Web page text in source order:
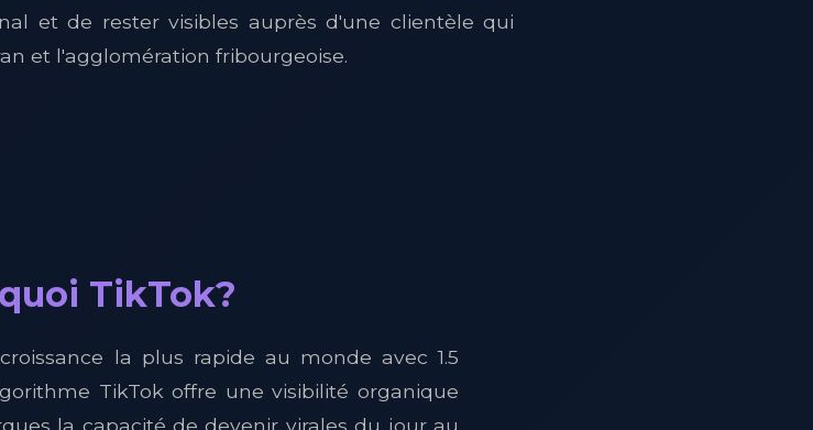
et de rester visibles auprès d'une clientèle qui
et l'agglomération fribourgeoise.
TikTok?
la plus rapide au monde avec 1.5
TikTok offre une visibilité organique
la capacité de devenir virales du jour au